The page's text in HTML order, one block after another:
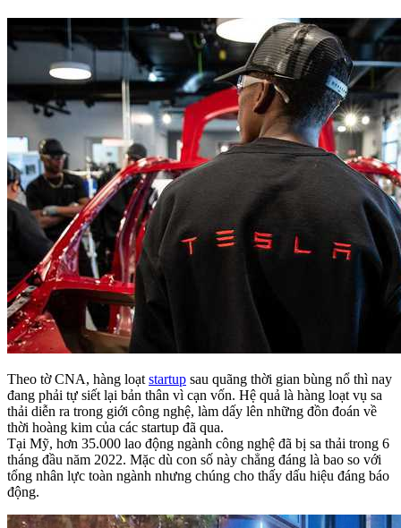
Theo tờ CNA, hàng loạt startup sau quãng thời gian bùng nổ thì nay
đang phải tự siết lại bản thân vì cạn vốn. Hệ quả là hàng loạt vụ sa
thải diễn ra trong giới công nghệ, làm dấy lên những đồn đoán về
thời hoàng kim của các startup đã qua.
Tại Mỹ, hơn 35.000 lao động ngành công nghệ đã bị sa thải trong 6
tháng đầu năm 2022. Mặc dù con số này chẳng đáng là bao so với
tổng nhân lực toàn ngành nhưng chúng cho thấy dấu hiệu đáng báo
động.